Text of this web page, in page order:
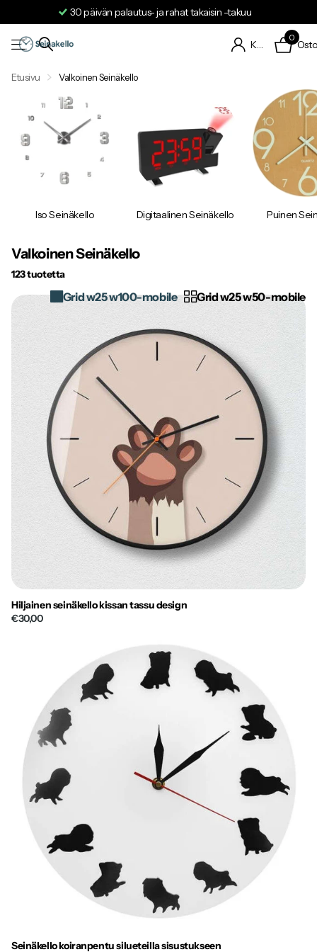
Toimitus 24–48 tunnin kuluessa
0
Etusivu Valkoinen Seinäkello
Iso Seinäkello Digitaalinen Seinäkello Puinen
Valkoinen Seinäkello
123 tuotetta
Grid w25 w100-mobile Grid w25 w50-mobile
Hiljainen seinäkello kissan tassu design
€30,00
Seinäkello koiranpentu silueteilla sisustukseen